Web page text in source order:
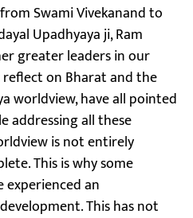
Swami Vivekanand to
Upadhyaya ji, Ram
greater leaders in our
on Bharat and the
worldview, have all pointed
addressing all these
is not entirely
This is why some
experienced an
This has not